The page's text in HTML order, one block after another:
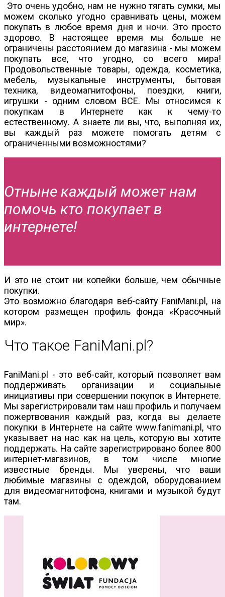
Это очень удобно, нам не нужно тягать сумки, мы
можем сколько угодно сравнивать цены, можем
покупать в любое время дня и ночи. Это просто
здорово. В настоящее время мы больше не
ограничены расстоянием до магазина - мы можем
покупать все, что угодно, со всего мира!
Продовольственные товары, одежда, косметика,
мебель, музыкальные инструменты, бытовая
техника, видеомагнитофоны, поездки, книги,
игрушки - одним словом ВСЕ. Мы относимся к
покупкам в Интернете как к чему-то
естественному. А знаете ли вы, что, выполняя их,
вы каждый раз можете помогать детям с
ограниченными возможностями?
Отныне каждый может нам
помочь кто покупает в
интернете!
И это не стоит ни копейки больше, чем обычные
покупки.
Это возможно благодаря веб-сайту FaniMani.pl, на
котором размещен профиль фонда «Красочный
мир».
Что такое FaniMani.pl?
FaniMani.pl - это веб-сайт, который позволяет вам
поддерживать организации и социальные
инициативы при совершении покупок в Интернете.
Мы зарегистрировали там наш профиль и получаем
пожертвования каждый раз, когда вы делаете
покупки в Интернете на сайте www.fanimani.pl, что
указывает на нас как на цель, которую вы хотите
поддержать. На сайте зарегистрировано более 800
интернет-магазинов, в том числе многие
известные бренды. Мы уверены, что ваши
любимые магазины с одеждой, оборудованием
для видеомагнитофона, книгами и музыкой будут
там.